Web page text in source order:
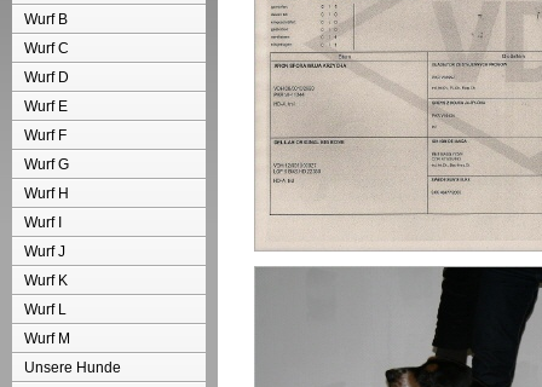
Wurf B
Wurf C
Wurf D
Wurf E
Wurf F
Wurf G
Wurf H
Wurf I
Wurf J
Wurf K
Wurf L
Wurf M
Unsere Hunde